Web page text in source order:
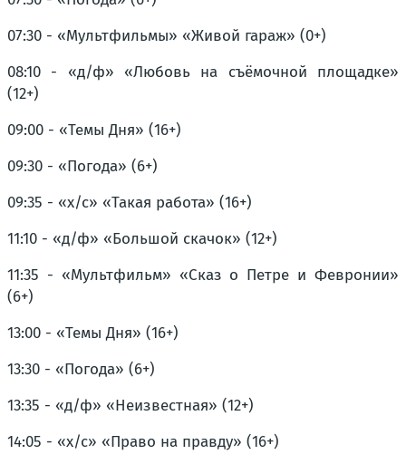
07:30 - «Мультфильмы» «Живой гараж» (0+)
08:10 - «д/ф» «Любовь на съёмочной площадке»
(12+)
09:00 - «Темы Дня» (16+)
09:30 - «Погода» (6+)
09:35 - «х/с» «Такая работа» (16+)
11:10 - «д/ф» «Большой скачок» (12+)
11:35 - «Мультфильм» «Сказ о Петре и Февронии»
(6+)
13:00 - «Темы Дня» (16+)
13:30 - «Погода» (6+)
13:35 - «д/ф» «Неизвестная» (12+)
14:05 - «х/с» «Право на правду» (16+)